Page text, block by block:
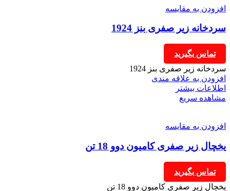
افزودن به مقایسه
سردخانه زیر صفری بنز 1924
تماس بگیرید
سردخانه زیر صفری بنز 1924
افزودن به علاقه مندی
اطلاعات بیشتر
مشاهده سریع
افزودن به مقایسه
یخچال زیر صفری کامیون دوو 18 تن
تماس بگیرید
یخچال زیر صفری کامیون دوو 18 تن